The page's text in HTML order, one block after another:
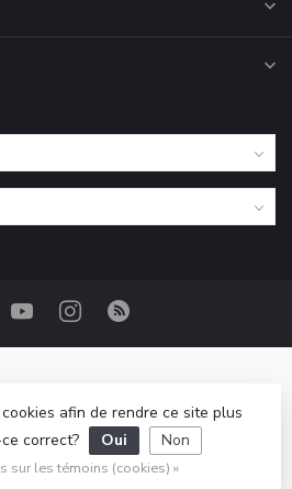
Base.ca- Powered by Lightspeed
designbyDyvelopment
afin de rendre ce site plus
correct?
Oui Non
sur les témoins (cookies) »